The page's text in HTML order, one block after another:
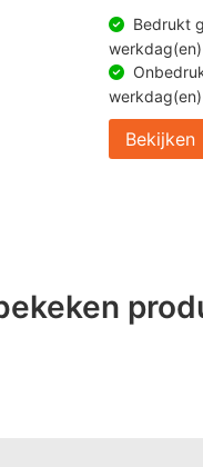
Bedrukt
werkdag(en)
werkdag(en)
Bekijken